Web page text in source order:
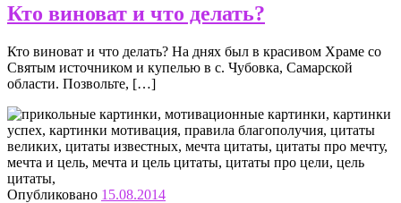
Кто виноват и что делать?
Кто виноват и что делать? На днях был в красивом Храме со
Святым источником и купелью в с. Чубовка, Самарской
области. Позвольте, […]
Опубликовано 15.08.2014